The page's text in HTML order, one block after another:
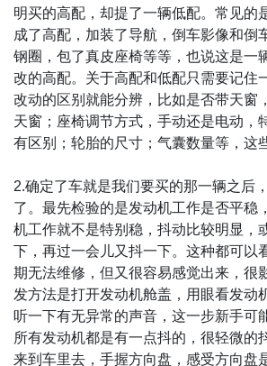
明买的高配，却提了一辆低配。常见的
成了高配，加装了导航，倒车影像和倒
钢圈，包了真皮座椅等等，也说这是一
改的高配。关于高配和低配只需要记住
改动的区别就能分辨，比如是否带天窗
天窗；座椅调节方式，手动还是电动，
有区别；轮胎的尺寸；气囊数量等，这
2.确定了车就是我们要买的那一辆之后
了。最先检验的是发动机工作是否平稳
机工作就不是特别稳，抖动比较明显，
下，再过一会儿又抖一下。这种都可以
期无法维修，但又很容易感觉出来，很
发方法是打开发动机舱盖，用眼看发动
听一下有无异常的声音，这一步新手可
所有发动机都是有一点抖的，很轻微的
来到车里去，手握方向盘，感受方向盘